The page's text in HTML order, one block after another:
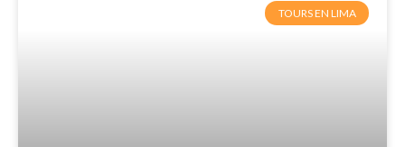
TOURS EN LIMA